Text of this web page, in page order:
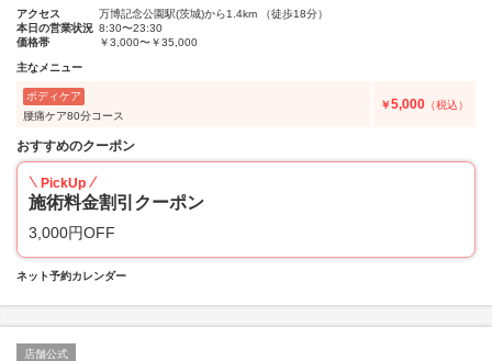
アクセス
万博記念公園駅(茨城)から1.4km （徒歩18分）
本日の営業状況 8:30〜23:30
価格帯
￥3,000〜￥35,000
主なメニュー
ボディケア
腰痛ケア80分コース
￥5,000 （税込）
おすすめのクーポン
PickUp
施術料金割引クーポン
3,000円OFF
ネット予約カレンダー
店舗公式